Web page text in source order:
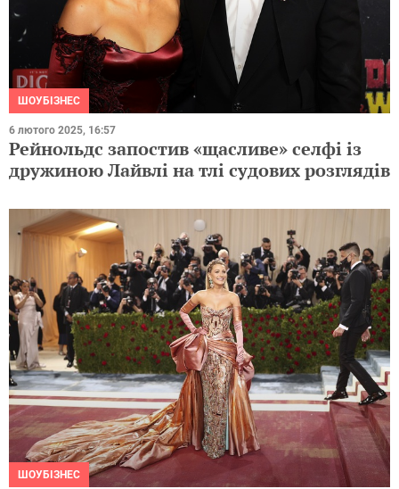
ШОУБІЗНЕС
6 лютого 2025, 16:57
Рейнольдс запостив «щасливе» селфі із
дружиною Лайвлі на тлі судових розглядів
ШОУБІЗНЕС